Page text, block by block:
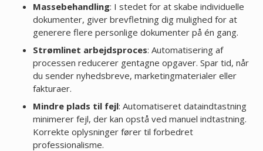
Massebehandling: I stedet for at skabe individuelle
dokumenter, giver brevfletning dig mulighed for at
generere flere personlige dokumenter på én gang.
Strømlinet arbejdsproces: Automatisering af
processen reducerer gentagne opgaver. Spar tid, når
du sender nyhedsbreve, marketingmaterialer eller
fakturaer.
Mindre plads til fejl: Automatiseret dataindtastning
minimerer fejl, der kan opstå ved manuel indtastning.
Korrekte oplysninger fører til forbedret
professionalisme.